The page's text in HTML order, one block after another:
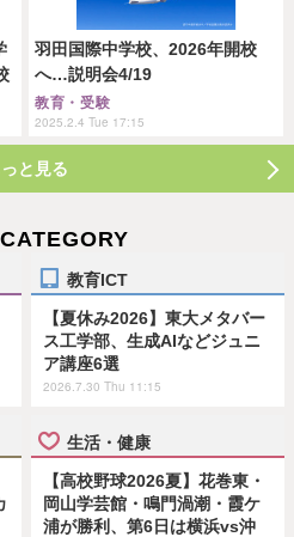
羽田国際中学校、2026年開校
へ…説明会4/19
教育・受験
2025.2.4 Tue 17:15
と見る
教育ICT
【夏休み2026】東大メタバー
ス工学部、生成AIなどジュニ
ア講座6選
2026.7.30 Thu 11:15
生活・健康
【高校野球2026夏】花巻東・
岡山学芸館・鳴門渦潮・霞ケ
浦が勝利、第6日は横浜vs沖